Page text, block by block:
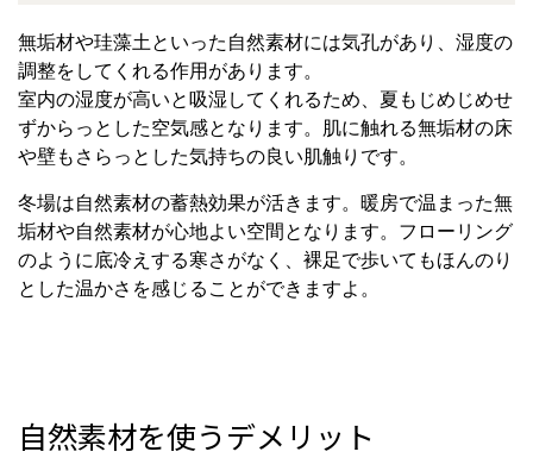
無垢材や珪藻土といった自然素材には気孔があり、湿度の
調整をしてくれる作用があります。
室内の湿度が高いと吸湿してくれるため、夏もじめじめせ
ずからっとした空気感となります。肌に触れる無垢材の床
や壁もさらっとした気持ちの良い肌触りです。
冬場は自然素材の蓄熱効果が活きます。暖房で温まった無
垢材や自然素材が心地よい空間となります。フローリング
のように底冷えする寒さがなく、裸足で歩いてもほんのり
とした温かさを感じることができますよ。
自然素材を使うデメリット